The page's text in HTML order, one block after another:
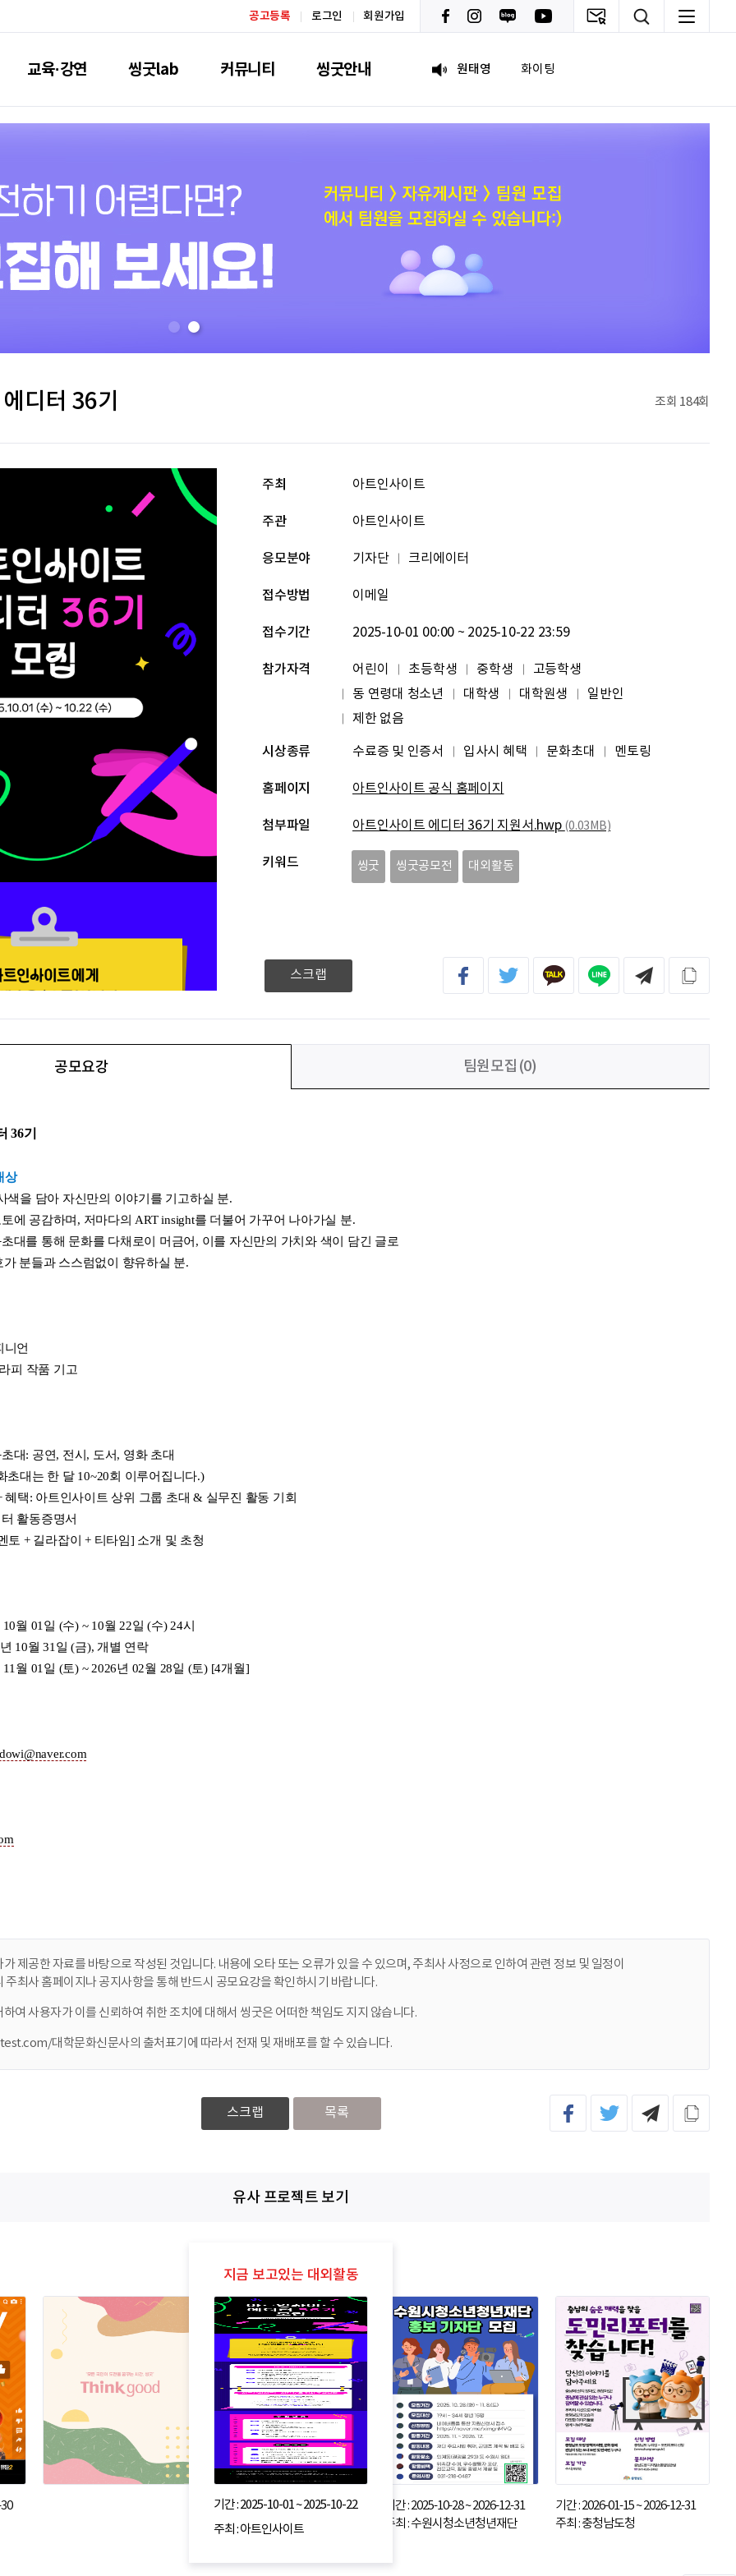
공고등록 로그인 회원가입
교육·강연 씽굿lab 커뮤니티 씽굿안내
이윤기 화이팅
원태영 화이팅
김태린 열심히 해봅시다!!
조현기
이태이
이재헌 파이팅!
조현기
전임준
힘내세요
문세웅
디터 36기 조회 184회
주최 아트인사이트
주관 아트인사이트
응모분야 기자단 크리에이터
접수방법 이메일
접수기간 2025-10-01 00:00 ~ 2025-10-22 23:59
참가자격 어린이 초등학생 중학생
고등학생
동 연령대 청소년
대학생 대학원생
일반인
제한 없음
시상종류 수료증 및 인증서 입사시 혜택 문화초대 멘토링
홈페이지 아트인사이트 공식 홈페이지
첨부파일 아트인사이트 에디터 36기 지원서.hwp (0.03MB)
키워드 씽굿 씽굿공모전 대외활동
스크랩
공모요강 팀원모집(0)
제공한 자료를 바탕으로 작성된 것입니다. 내용에 오타 또는 오류가 있을 수 있으며, 주최사 사정으로 인하여 관련 정보 및 일정이
주최사 홈페이지나 공지사항을 통해 반드시 공모요강을 확인하시기 바랍니다.
여 사용자가 이를 신뢰하여 취한 조치에 대해서 씽굿은 어떠한 책임도 지지 않습니다.
대학문화신문사의 출처표기에 따라서 전재 및 재배포를 할 수 있습니다.
스크랩 목록
유사 프로젝트 보기
기간 : 2025-10-01 ~ 2025-10-22
주최 : 아트인사이트
기간 : 2025-10-28 ~ 2026-12-31
주최 : 수원시청소년청년재단
기간 : 2026-01-15 ~ 2026-12-31
주최 : 충청남도청